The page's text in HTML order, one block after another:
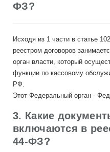
ФЗ?
Исходя из 1 части в статье
реестром договоров
орган власти, который
функции по кассовому
РФ.
Этот Федеральный орган -
3. Какие
включаются в
44-ФЗ?